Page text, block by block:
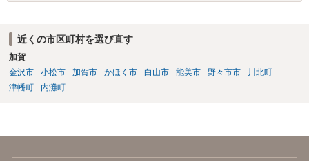
近くの市区町村を選び直す
加賀
金沢市
小松市 加賀市 かほく市 白山市 能美市 野々市市
川北町
津幡町
内灘町